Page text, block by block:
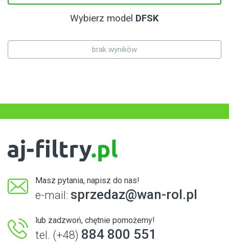
Wybierz model DFSK
brak wyników
Masz pytania, napisz do nas!
e-mail: sprzedaz@wan-rol.pl
lub zadzwoń, chętnie pomożemy!
tel. (+48) 884 800 551